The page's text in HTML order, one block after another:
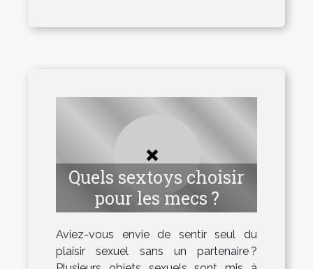
Quels sextoys choisir
pour les mecs ?
Aviez-vous envie de sentir seul du
plaisir sexuel sans un partenaire ?